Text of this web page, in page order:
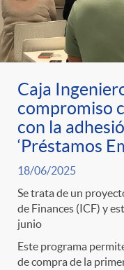
Caja
compromiso
con la
‘Préstamos
18/06/2025
Se trata de un
de Finances (ICF) y
junio
Este programa
de compra de la